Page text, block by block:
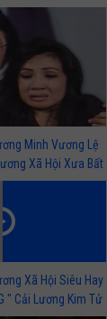
Minh Vương Lệ
Xã Hội Xưa Bất
Xã Hội Siêu Hay
" Cải Lương Kim Tử